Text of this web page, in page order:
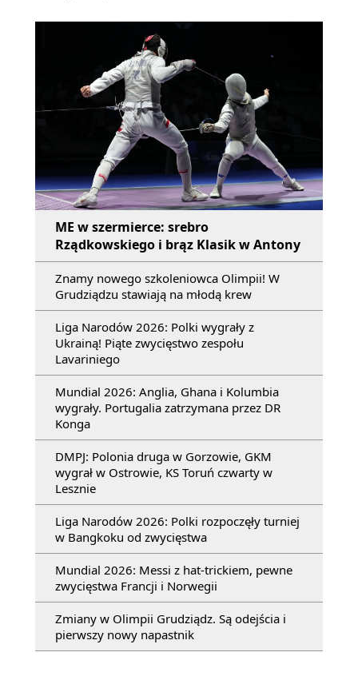
ME w szermierce: srebro
Rządkowskiego i brąz Klasik w Antony
Znamy nowego szkoleniowca Olimpii! W
Grudziądzu stawiają na młodą krew
Liga Narodów 2026: Polki wygrały z
Ukrainą! Piąte zwycięstwo zespołu
Lavariniego
Mundial 2026: Anglia, Ghana i Kolumbia
wygrały. Portugalia zatrzymana przez DR
Konga
DMPJ: Polonia druga w Gorzowie, GKM
wygrał w Ostrowie, KS Toruń czwarty w
Lesznie
Liga Narodów 2026: Polki rozpoczęły turniej
w Bangkoku od zwycięstwa
Mundial 2026: Messi z hat-trickiem, pewne
zwycięstwa Francji i Norwegii
Zmiany w Olimpii Grudziądz. Są odejścia i
pierwszy nowy napastnik